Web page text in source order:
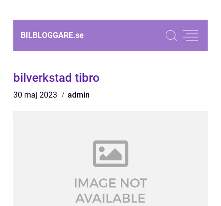
BILBLOGGARE.se
bilverkstad tibro
30 maj 2023 admin